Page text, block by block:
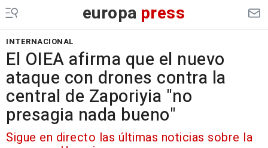
europa press
INTERNACIONAL
El OIEA afirma que el nuevo
ataque con drones contra la
central de Zaporiyia "no
presagia nada bueno"
Sigue en directo las últimas noticias sobre la